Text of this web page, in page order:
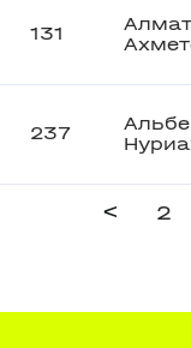
131
Алмат
237
< 2